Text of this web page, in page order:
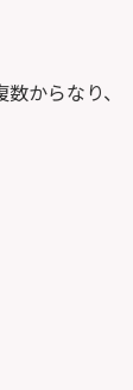
からなり、